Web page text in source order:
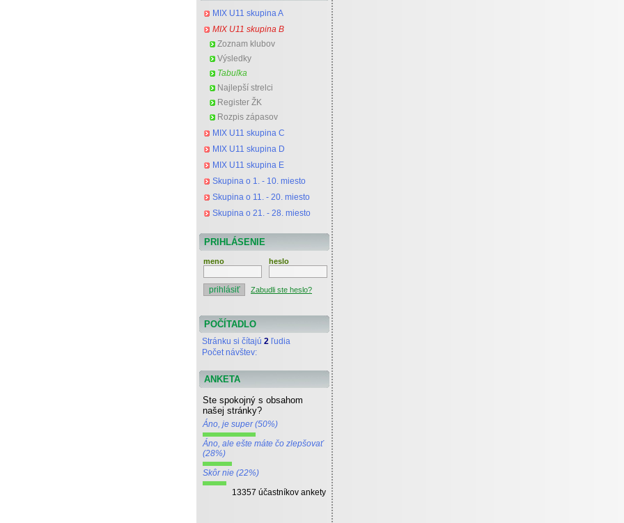
MIX U11 skupina A
MIX U11 skupina B
Zoznam klubov
Výsledky
Tabuľka
Najlepší strelci
Register ŽK
Rozpis zápasov
MIX U11 skupina C
MIX U11 skupina D
MIX U11 skupina E
Skupina o 1. - 10. miesto
Skupina o 11. - 20. miesto
Skupina o 21. - 28. miesto
PRIHLÁSENIE
meno heslo
Zabudli ste heslo?
POČÍTADLO
Stránku si čítajú 2 ľudia
Počet návštev:
ANKETA
Ste spokojný s obsahom
našej stránky?
Áno, je super (50%)
Áno, ale ešte máte čo zlepšovať
(28%)
Skôr nie (22%)
13357 účastníkov ankety